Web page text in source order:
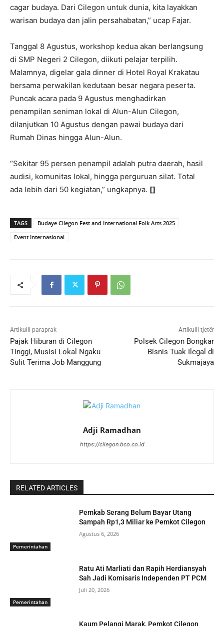
cagar budaya. Dari Cilegon untuk dunia, kita layakkan
warisan budaya dan jalin persahabatan,” ucap Fajar.
Tanggal 8 Agustus, workshop kedua akan berlangsung
di SMP Negeri 2 Cilegon, diikuti pelajar terpilih.
Malamnya, digelar gala dinner di Hotel Royal Krakatau
bersama perwakilan kedutaan besar negara peserta.
Puncak acara pada 9 Agustus menghadirkan
penampilan seniman lokal di Alun-Alun Cilegon,
dilanjutkan 10 Agustus dengan pawai budaya dari
Rumah Dinas hingga Alun-Alun.
“Sekitar 95 persen penampil adalah putra daerah, hasil
audisi, komunitas lokal, hingga perguruan silat. Total
ada lebih dari 50 kegiatan,” ungkapnya. []
TAGS
Budaye Cilegon Fest and International Folk Arts 2025
Event Internasional
Artikulli paraprak
Pajak Hiburan di Cilegon
Tinggi, Musisi Lokal Ngaku
Sulit Terima Job Manggung
Artikulli tjetër
Polsek Cilegon Bongkar
Bisnis Tuak Ilegal di
Sukmajaya
Adji Ramadhan
https://cilegon.bco.co.id
RELATED ARTICLES
Pemerintahan
Pemkab Serang Belum Bayar Utang
Sampah Rp1,3 Miliar ke Pemkot Cilegon
Agustus 6, 2026
Pemerintahan
Ratu Ati Marliati dan Rapih Herdiansyah
Sah Jadi Komisaris Independen PT PCM
Juli 20, 2026
Kaum Pelangi Marak, Pemkot Cilegon